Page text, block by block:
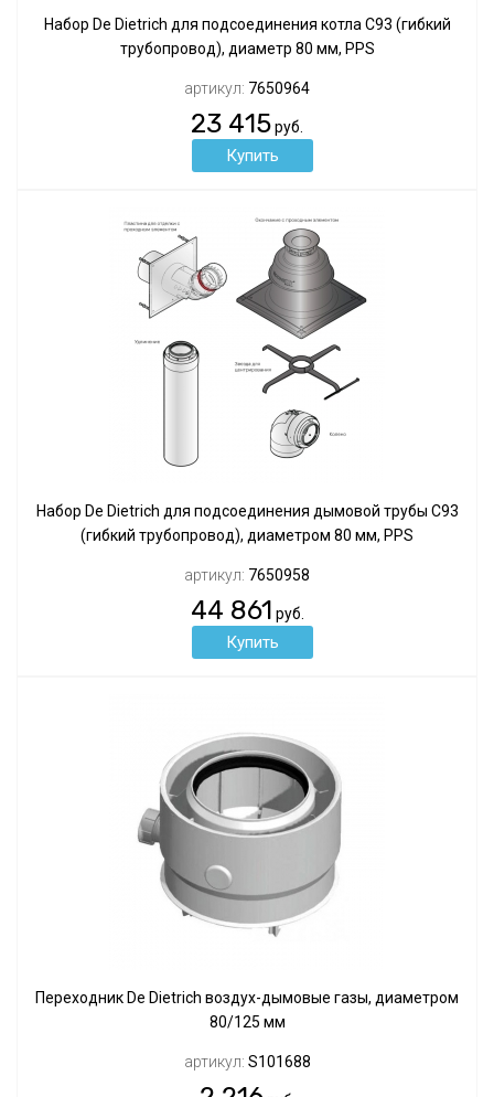
Набор De Dietrich для подсоединения котла С93 (гибкий
трубопровод), диаметр 80 мм, PPS
артикул: 7650964
23 415руб.
Набор De Dietrich для подсоединения дымовой трубы С93
(гибкий трубопровод), диаметром 80 мм, PPS
артикул: 7650958
44 861 руб.
Переходник De Dietrich воздух-дымовые газы, диаметром
80/125 мм
артикул: S101688